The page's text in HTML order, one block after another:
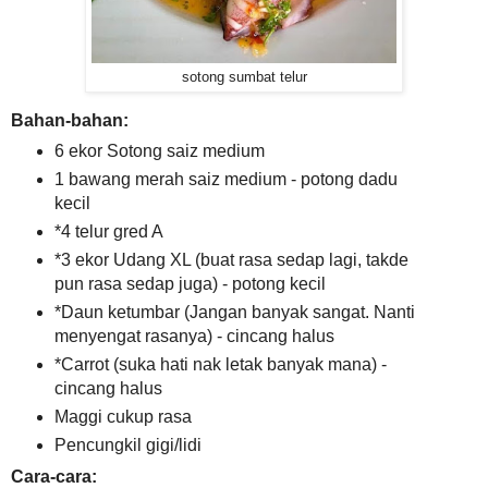
sotong sumbat telur
Bahan-bahan:
6 ekor Sotong saiz medium
1 bawang merah saiz medium - potong dadu
kecil
*4 telur gred A
*3 ekor Udang XL (buat rasa sedap lagi, takde
pun rasa sedap juga) - potong kecil
*Daun ketumbar (Jangan banyak sangat. Nanti
menyengat rasanya) - cincang halus
*Carrot (suka hati nak letak banyak mana) -
cincang halus
Maggi cukup rasa
Pencungkil gigi/lidi
Cara-cara: